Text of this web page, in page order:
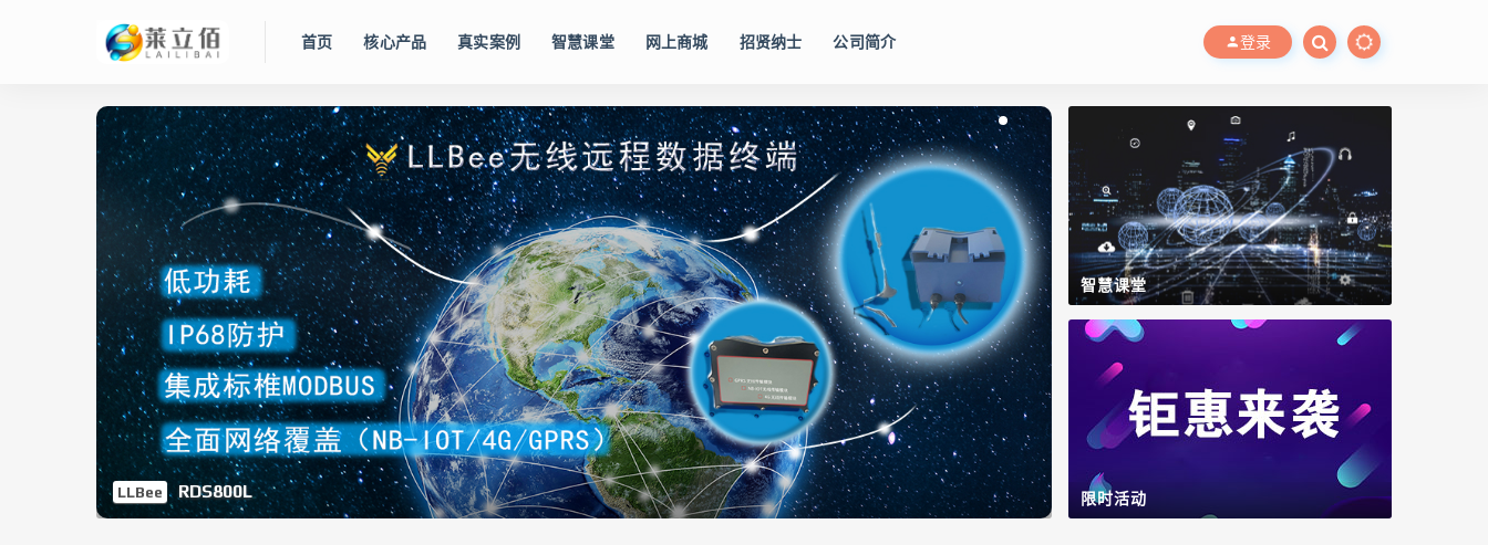
首页 核心产品 真实案例 智慧课堂 网上商城 招贤纳士 公司简介 登录
数字工厂 WinCC OA Lidolphin
智慧课堂
限时活动